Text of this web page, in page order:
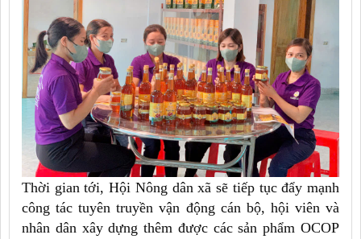
Thời gian tới, Hội Nông dân xã sẽ tiếp tục đẩy mạnh
công tác tuyên truyền vận động cán bộ, hội viên và
nhân dân xây dựng thêm được các sản phẩm OCOP